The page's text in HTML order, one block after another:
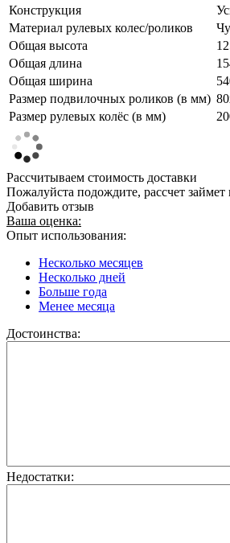
Конструкция
Материал рулевых колес/роликов
Общая высота
Общая длина
Общая ширина
Размер подвилочных роликов (в мм)
Размер рулевых колёс (в мм)
Рассчитываем стоимость доставки
Пожалуйста подождите, рассчет
Добавить отзыв
Ваша оценка:
Опыт использования:
Несколько месяцев
Несколько дней
Больше года
Менее месяца
Достоинства:
Недостатки: